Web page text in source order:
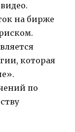
на бирже
которая
по